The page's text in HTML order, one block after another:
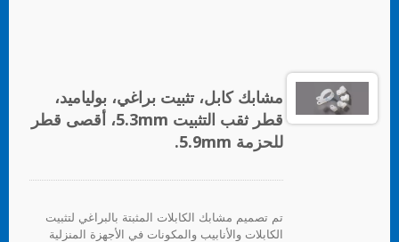
مشابك كابل، تثبيت براغي، بولياميد،
قطر ثقب التثبيت 5.3mm، أقصى قطر
للحزمة 5.9mm.
تم تصميم مشابك الكابلات المثبتة بالبراغي لتثبيت
الكابلات والأنابيب والمكونات في الأجهزة المنزلية